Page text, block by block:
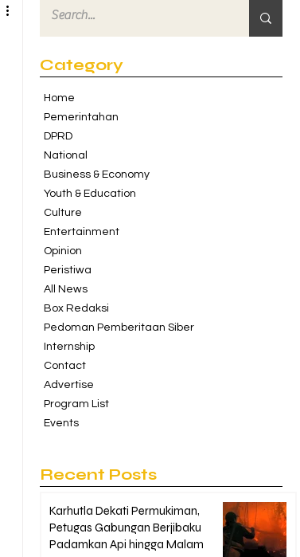
Category
Home
Pemerintahan
DPRD
National
Business & Economy
Youth & Education
Culture
Entertainment
Opinion
Peristiwa
All News
Box Redaksi
Pedoman Pemberitaan Siber
Internship
Contact
Advertise
Program List
Events
Recent Posts
Karhutla Dekati Permukiman,
Petugas Gabungan Berjibaku
Padamkan Api hingga Malam